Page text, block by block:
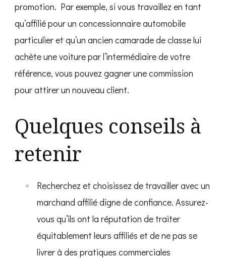
promotion. Par exemple, si vous travaillez en tant
qu’affilié pour un concessionnaire automobile
particulier et qu’un ancien camarade de classe lui
achète une voiture par l’intermédiaire de votre
référence, vous pouvez gagner une commission
pour attirer un nouveau client.
Quelques conseils à
retenir
Recherchez et choisissez de travailler avec un
marchand affilié digne de confiance. Assurez-
vous qu’ils ont la réputation de traiter
équitablement leurs affiliés et de ne pas se
livrer à des pratiques commerciales